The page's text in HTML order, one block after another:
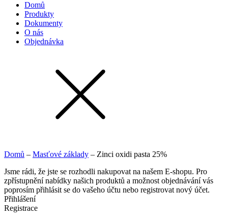
Domů
Produkty
Dokumenty
O nás
Objednávka
Domů – Masťové základy – Zinci oxidi pasta 25%
Jsme rádi, že jste se rozhodli nakupovat na našem E-shopu. Pro
zpřístupnění nabídky našich produktů a možnost objednávání vás
poprosím přihlásit se do vašeho účtu nebo registrovat nový účet.
Přihlášení
Registrace